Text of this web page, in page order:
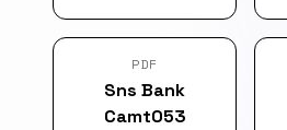
PDF
Sns Bank
Camt053